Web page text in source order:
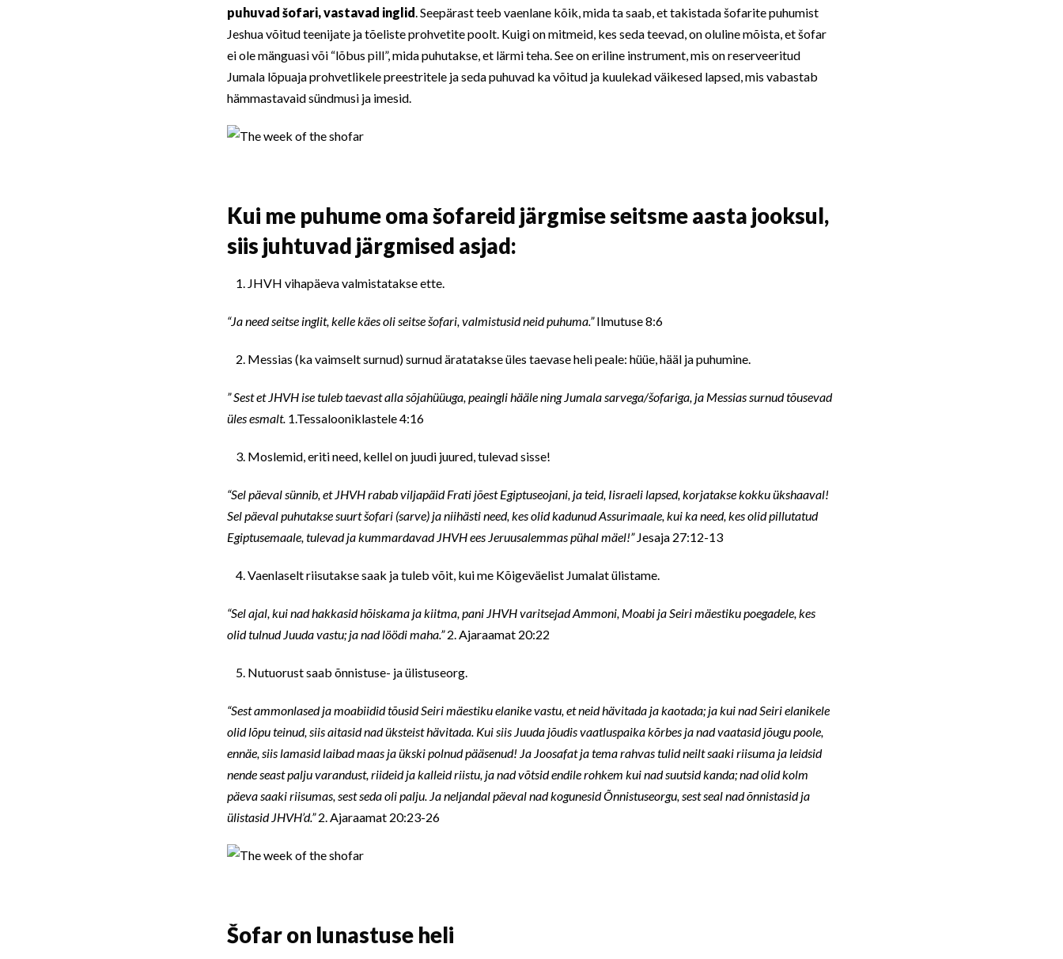
puhuvad šofari, vastavad inglid. Seepärast teeb vaenlane kõik, mida ta saab, et takistada šofarite puhumist
Jeshua võitud teenijate ja tõeliste prohvetite poolt. Kuigi on mitmeid, kes seda teevad, on oluline mõista, et šofar
ei ole mänguasi või “lõbus pill”, mida puhutakse, et lärmi teha. See on eriline instrument, mis on reserveeritud
Jumala lõpuaja prohvetlikele preestritele ja seda puhuvad ka võitud ja kuulekad väikesed lapsed, mis vabastab
hämmastavaid sündmusi ja imesid.
Kui me puhume oma šofareid järgmise seitsme aasta jooksul,
siis juhtuvad järgmised asjad:
JHVH vihapäeva valmistatakse ette.
“Ja need seitse inglit, kelle käes oli seitse šofari, valmistusid neid puhuma.”Ilmutuse 8:6
Messias (ka vaimselt surnud) surnud äratatakse üles taevase heli peale: hüüe, hääl ja puhumine.
” Sest et JHVH ise tuleb taevast alla sõjahüüuga, peaingli hääle ning Jumala sarvega/šofariga, ja Messias surnud tõusevad
üles esmalt. 1.Tessalooniklastele 4:16
Moslemid, eriti need, kellel on juudi juured, tulevad sisse!
“Sel päeval sünnib, et JHVH rabab viljapäid Frati jõest Egiptuseojani, ja teid, Iisraeli lapsed, korjatakse kokku ükshaaval!
Sel päeval puhutakse suurt šofari (sarve) ja niihästi need, kes olid kadunud Assurimaale, kui ka need, kes olid pillutatud
Egiptusemaale, tulevad ja kummardavad JHVH ees Jeruusalemmas pühal mäel!” Jesaja 27:12-13
Vaenlaselt riisutakse saak ja tuleb võit, kui me Kõigeväelist Jumalat ülistame.
“Sel ajal, kui nad hakkasid hõiskama ja kiitma, pani JHVH varitsejad Ammoni, Moabi ja Seiri mäestiku poegadele, kes
olid tulnud Juuda vastu; ja nad löödi maha.”2. Ajaraamat 20:22
Nutuorust saab õnnistuse- ja ülistuseorg.
“Sest ammonlased ja moabiidid tõusid Seiri mäestiku elanike vastu, et neid hävitada ja kaotada; ja kui nad Seiri elanikele
olid lõpu teinud, siis aitasid nad üksteist hävitada. Kui siis Juuda jõudis vaatluspaika kõrbes ja nad vaatasid jõugu poole,
ennäe, siis lamasid laibad maas ja ükski polnud pääsenud! Ja Joosafat ja tema rahvas tulid neilt saaki riisuma ja leidsid
nende seast palju varandust, riideid ja kalleid riistu, ja nad võtsid endile rohkem kui nad suutsid kanda; nad olid kolm
päeva saaki riisumas, sest seda oli palju. Ja neljandal päeval nad kogunesid Õnnistuseorgu, sest seal nad õnnistasid ja
ülistasid JHVH’d.”2. Ajaraamat 20:23-26
Šofar on lunastuse heli